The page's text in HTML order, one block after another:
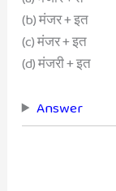
(b) मंजर + इत
(c) मंजर + इत
(d) मंजरी + इत
Answer